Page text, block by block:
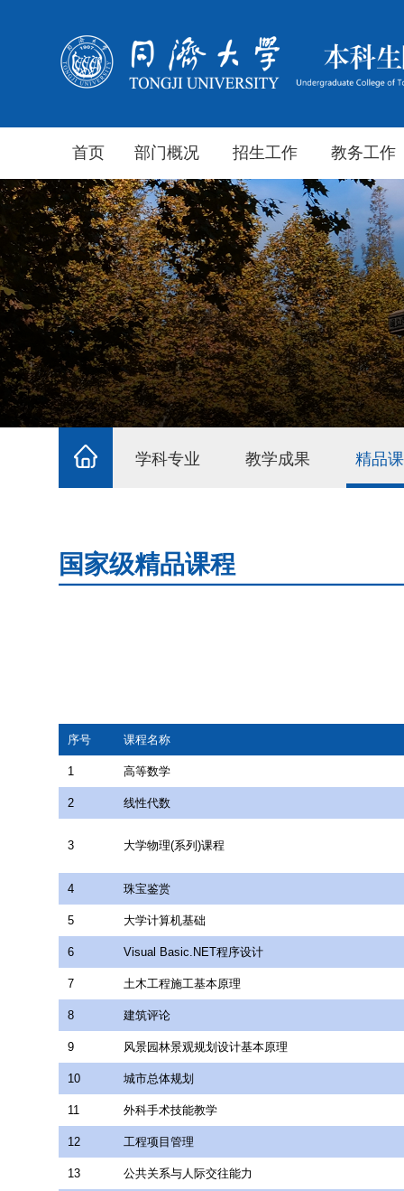
首页 部门概况 招生工作 教务工作
学科专业 教学成果 精品
国家级精品课程
序号 课程名称
1 高等数学
2 线性代数
3 大学物理(系列)课程
4 珠宝鉴赏
5 大学计算机基础
6 Visual Basic.NET程序设计
7 土木工程施工基本原理
8 建筑评论
9 风景园林景观规划设计基本原理
10 城市总体规划
11 外科手术技能教学
12 工程项目管理
13 公共关系与人际交往能力